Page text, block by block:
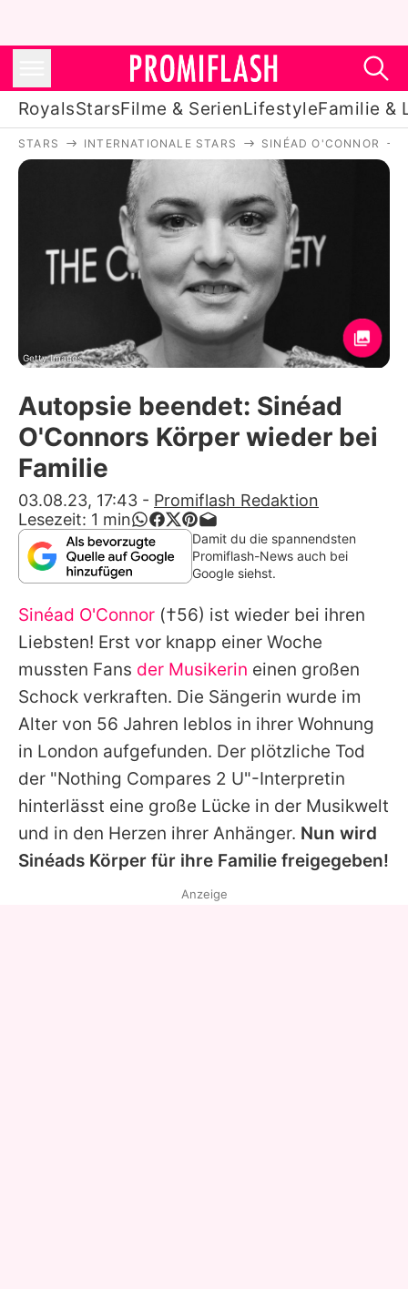
RoyalsStarsFilme & SerienLifestyleFamilie &
Royals
Stars
Filme & Serien
Lifestyle
Familie & Liebe
Promiflash Exklusiv
Alle Themen auf Promiflash
Jobs
App runterladen
Team
Redaktionelle Richtlinien
Impressum
Datenschutzerklärung
Nutzungsbedingungen
Utiq verwalten
STARS INTERNATIONALE STARS SINÉAD O'CONNOR
Getty Images
Autopsie beendet: Sinéad
O'Connors Körper wieder bei
Familie
03.08.23, 17:43 - Promiflash Redaktion
Lesezeit: 1 min
Damit du die spannendsten
Promiflash-News auch bei
Google siehst.
Sinéad O'Connor (†56) ist wieder bei ihren
Liebsten! Erst vor knapp einer Woche
mussten Fans der Musikerin einen großen
Schock verkraften. Die Sängerin wurde im
Alter von 56 Jahren leblos in ihrer Wohnung
in London aufgefunden. Der plötzliche Tod
der "Nothing Compares 2 U"-Interpretin
hinterlässt eine große Lücke in der Musikwelt
und in den Herzen ihrer Anhänger. Nun wird
Sinéads Körper für ihre Familie freigegeben!
Anzeige